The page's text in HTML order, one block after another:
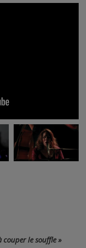
couper le souffle »